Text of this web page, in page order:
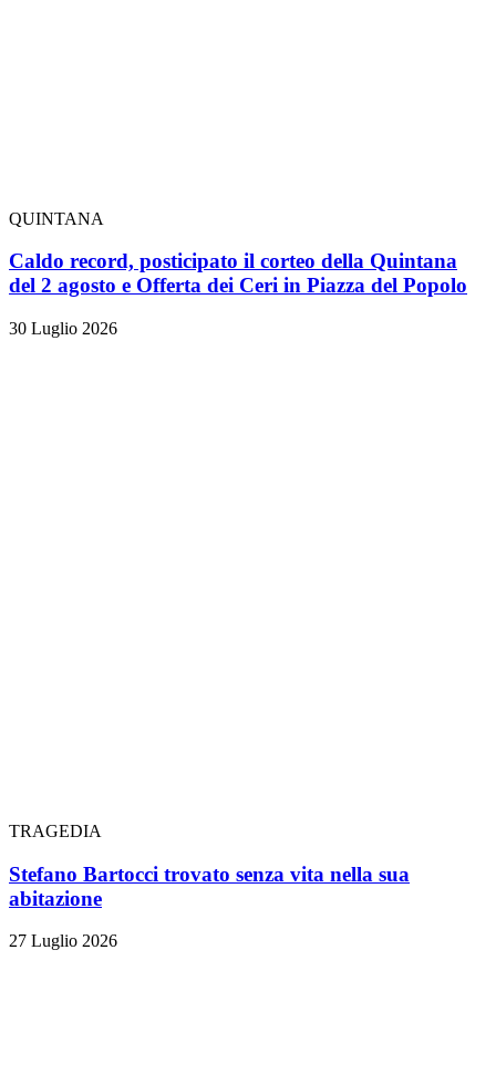
QUINTANA
Caldo record, posticipato il corteo della Quintana
del 2 agosto e Offerta dei Ceri in Piazza del Popolo
30 Luglio 2026
TRAGEDIA
Stefano Bartocci trovato senza vita nella sua
abitazione
27 Luglio 2026